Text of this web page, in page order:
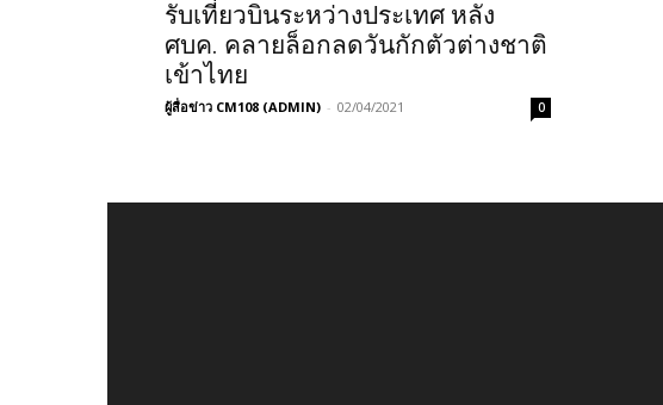
รับเที่ยวบินระหว่างประเทศ หลัง
ศบค. คลายล็อกลดวันกักตัวต่างชาติ
เข้าไทย
ผู้สื่อข่าว CM108 (ADMIN) - 02/04/2021 0